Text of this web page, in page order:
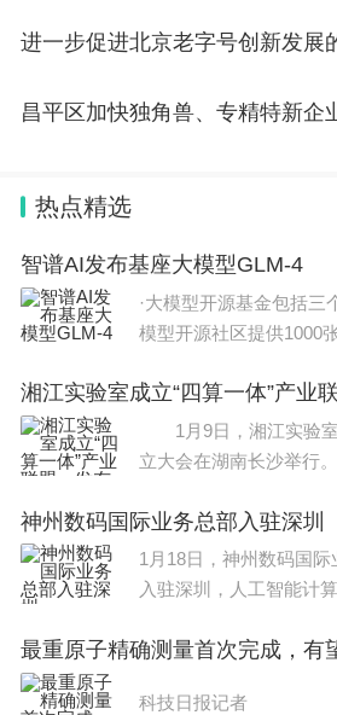
平大学公派研究生项目、中国政
天津中医药大学始建于1958年
进入世界一流大学和一流学科建
管理局共建高校。2022年，学校
流”建设高校。
截至2022年9月，学校占地2600
万平方米；设有12个学院、4个
业；有3个博士后科研流动站。
3个一级学科博士学位授权点，6
位授权点，5个硕士专业学位授
3967人，全日制本科生12101人
留学生559人。
以上就是小编给大家带来的天津春季高
昌平区加快独角兽、专精特新企
热点精选
智谱AI发布基座大模型GLM-4
·大模型开源基金包括三
模型开源社区提供1000
湘江实验室成立“四算一体”产业
1月9日，湘江实验室
立大会在湖南长沙举行
产业发展。同日，湘江
辕
神州数码国际业务总部入驻深圳
1月18日，神州数码国
入驻深圳，人工智能计
断累积数据资产，同时
最重原子精确测量首次完成，有
科技日报记者